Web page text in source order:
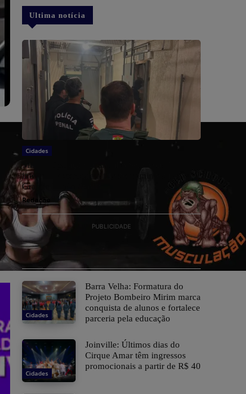
Ultima notícia
Cidades
MPSC: Operação “Caminho Sem Volta”
intensifica combate a facção criminosa na
Grande Florianópolis
Redação
PUBLICIDADE
Cidades
Barra Velha: Formatura do
Projeto Bombeiro Mirim marca
conquista de alunos e fortalece
parceria pela educação
Cidades
Joinville: Últimos dias do
Cirque Amar têm ingressos
promocionais a partir de R$ 40